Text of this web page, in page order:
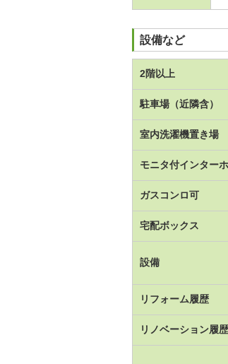
設備など
2階以上
駐車場（近隣含）
室内洗濯機置き場
モニタ付インター
ガスコンロ可
宅配ボックス
設備
リフォーム履歴
リノベーション履歴